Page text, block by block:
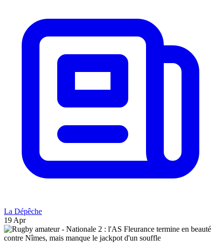
La Dépêche
19 Apr